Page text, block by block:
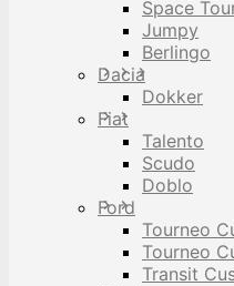
Space
Jumpy
Berlingo
Dacia
Dokker
Fiat
Talento
Scudo
Doblo
Ford
Tourneo
Tourneo
Transit